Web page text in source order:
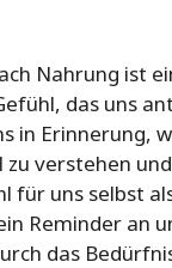
Nahrung ist
das uns
in Erinnerung,
zu verstehen
für uns selbst
Reminder an
das